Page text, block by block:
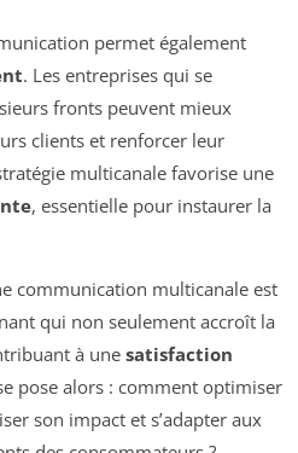
permet également
. Les entreprises qui se
fronts peuvent mieux
clients et renforcer leur
multicanale favorise une
, essentielle pour instaurer la
communication multicanale est
qui non seulement accroît la
à unesatisfaction
pose alors : comment optimiser
son impact et s’adapter aux